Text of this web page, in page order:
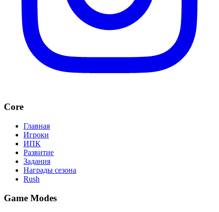
Core
Главная
Игроки
ИПК
Развитие
Задания
Награды сезона
Rush
Game Modes